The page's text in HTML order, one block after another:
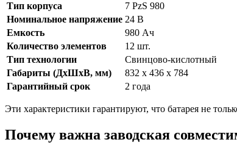
Тип корпуса
7 PzS 980
Номинальное напряжение 24 В
Емкость
980 Ач
Количество элементов
12 шт.
Тип технологии
Свинцово-кислотный
Габариты (ДхШхВ, мм)
832 x 436 x 784
Гарантийный срок
2 года
Эти характеристики гарантируют, что батарея не
Почему важна заводская